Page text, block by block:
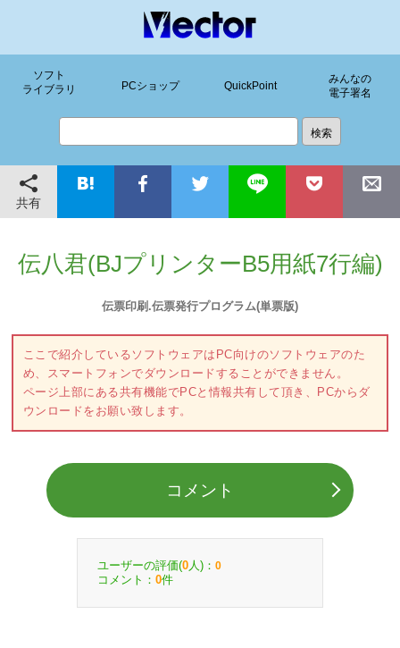
ソフト
ライブラリ
PCショップ QuickPoint
みんなの
電子署名
共有
伝八君(BJプリンターB5用紙7行編)
伝票印刷.伝票発行プログラム(単票版)
ここで紹介しているソフトウェアはPC向けのソフトウェアのた
め、スマートフォンでダウンロードすることができません。
ページ上部にある共有機能でPCと情報共有して頂き、PCからダ
ウンロードをお願い致します。
コメント
ユーザーの評価(0 人)： 0
コメント： 0件